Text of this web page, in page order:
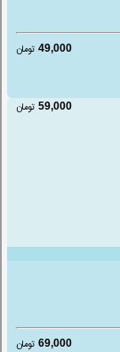
49,000 تومان
59,000 تومان
69,000 تومان